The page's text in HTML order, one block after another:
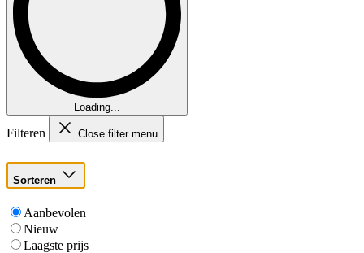
Loading...
Filteren Close filter menu
Sorteren
Aanbevolen
Nieuw
Laagste prijs